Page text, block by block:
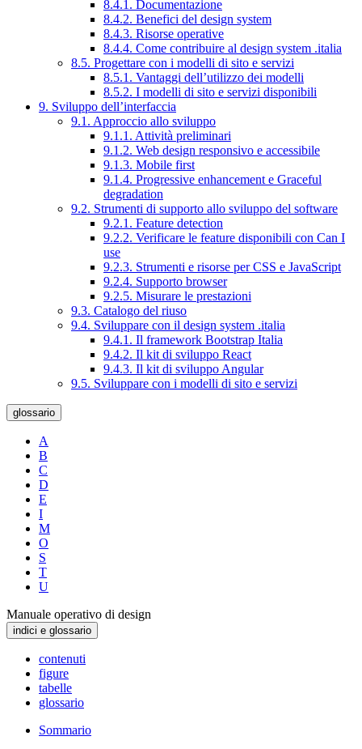
8.4.1. Documentazione
8.4.2. Benefici del design system
8.4.3. Risorse operative
8.4.4. Come contribuire al design system .italia
8.5. Progettare con i modelli di sito e servizi
8.5.1. Vantaggi dell’utilizzo dei modelli
8.5.2. I modelli di sito e servizi disponibili
9. Sviluppo dell’interfaccia
9.1. Approccio allo sviluppo
9.1.1. Attività preliminari
9.1.2. Web design responsivo e accessibile
9.1.3. Mobile first
9.1.4. Progressive enhancement e Graceful
degradation
9.2. Strumenti di supporto allo sviluppo del software
9.2.1. Feature detection
9.2.2. Verificare le feature disponibili con Can I
use
9.2.3. Strumenti e risorse per CSS e JavaScript
9.2.4. Supporto browser
9.2.5. Misurare le prestazioni
9.3. Catalogo del riuso
9.4. Sviluppare con il design system .italia
9.4.1. Il framework Bootstrap Italia
9.4.2. Il kit di sviluppo React
9.4.3. Il kit di sviluppo Angular
9.5. Sviluppare con i modelli di sito e servizi
glossario
A
B
C
D
E
I
M
O
S
T
U
Manuale operativo di design
indici e glossario
contenuti
figure
tabelle
glossario
Sommario